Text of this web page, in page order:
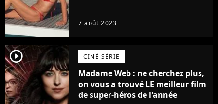
7 août 2023
player2 CINÉ SÉRIE
Madame Web : ne cherchez plus,
on vous a trouvé LE meilleur film
de super-héros de l'année